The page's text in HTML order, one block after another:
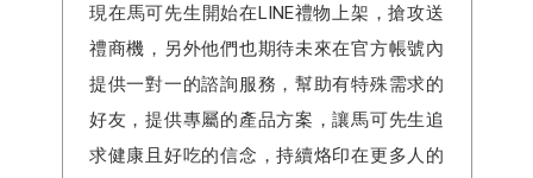
現在馬可先生開始在LINE禮物上架，搶攻送
禮商機，另外他們也期待未來在官方帳號內
提供一對一的諮詢服務，幫助有特殊需求的
好友，提供專屬的產品方案，讓馬可先生追
求健康且好吃的信念，持續烙印在更多人的